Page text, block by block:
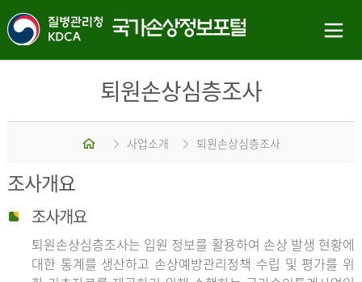
퇴원손상심층조사
홈 사업소개 퇴원손상심층조사
조사개요
조사개요
퇴원손상심층조사는 입원 정보를 활용하여 손상 발생 현황에
대한 통계를 생산하고 손상예방관리정책 수립 및 평가를 위